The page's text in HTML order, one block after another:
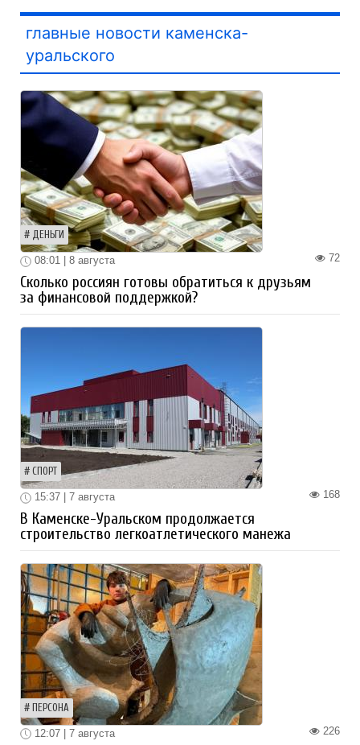
главные новости каменска-
уральского
ДЕНЬГИ
72
08:01 | 8 августа
Сколько россиян готовы обратиться к друзьям
за финансовой поддержкой?
СПОРТ
168
15:37 | 7 августа
В Каменске-Уральском продолжается
строительство легкоатлетического манежа
ПЕРСОНА
226
12:07 | 7 августа